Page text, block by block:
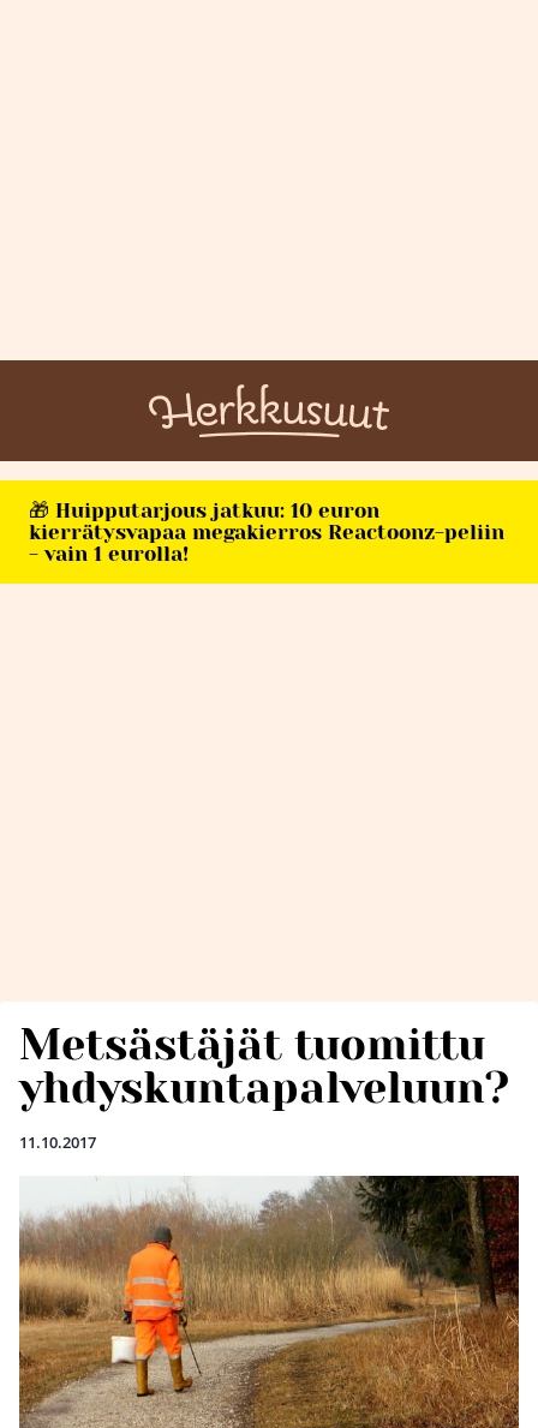
🎁 Huipputarjous jatkuu: 10 euron
kierrätysvapaa megakierros Reactoonz-peliin
- vain 1 eurolla!
Metsästäjät tuomittu
yhdyskuntapalveluun?
11.10.2017